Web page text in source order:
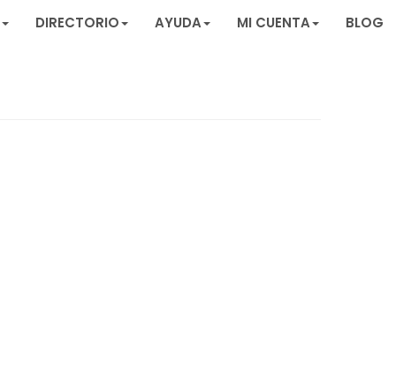
DIRECTORIO AYUDA MI CUENTA BLOG